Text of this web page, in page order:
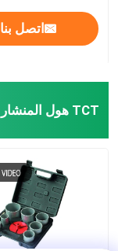
اتصل بنا
TCT هول المنشار